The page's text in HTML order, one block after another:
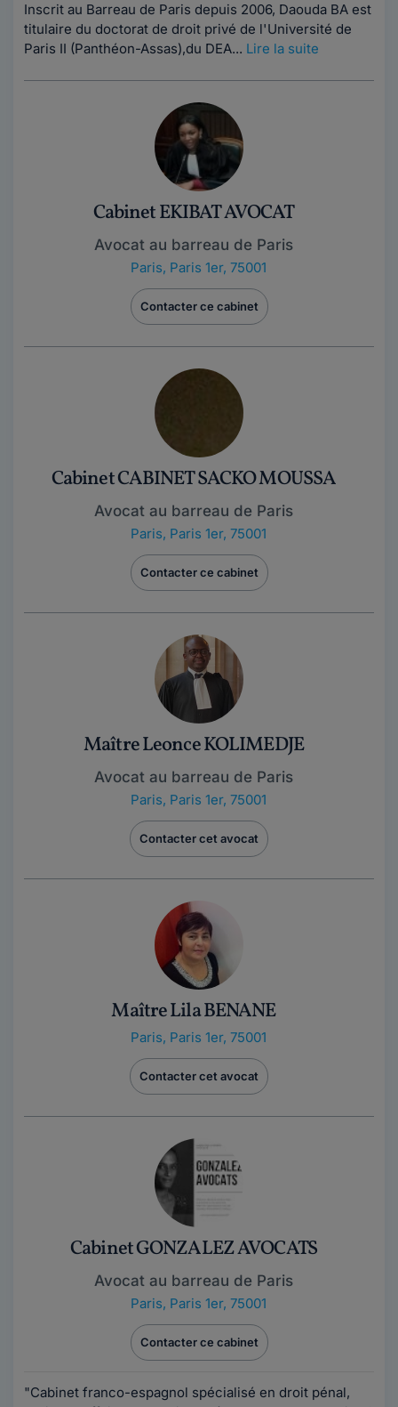
Inscrit au Barreau de Paris depuis 2006, Daouda BA est
titulaire du doctorat de droit privé de l'Université de
Paris II (Panthéon-Assas),du DEA... Lire la suite
Cabinet EKIBAT AVOCAT
Avocat au barreau de Paris
Paris, Paris 1er, 75001
Contacter ce cabinet
Cabinet CABINET SACKO MOUSSA
Avocat au barreau de Paris
Paris, Paris 1er, 75001
Contacter ce cabinet
Maître Leonce KOLIMEDJE
Avocat au barreau de Paris
Paris, Paris 1er, 75001
Contacter cet avocat
Maître Lila BENANE
Paris, Paris 1er, 75001
Contacter cet avocat
Cabinet GONZALEZ AVOCATS
Avocat au barreau de Paris
Paris, Paris 1er, 75001
Contacter ce cabinet
"Cabinet franco-espagnol spécialisé en droit pénal,